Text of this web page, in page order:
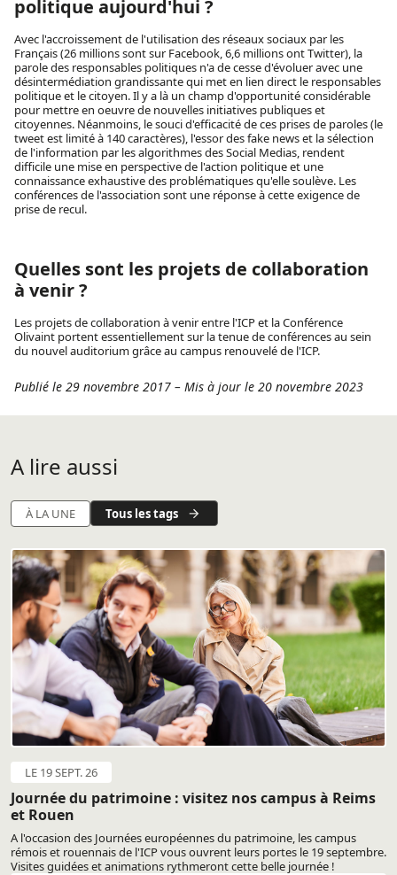
politique aujourd'hui ?
Avec l'accroissement de l'utilisation des réseaux sociaux par les
Français (26 millions sont sur Facebook, 6,6 millions ont Twitter), la
parole des responsables politiques n'a de cesse d'évoluer avec une
désintermédiation grandissante qui met en lien direct le responsables
politique et le citoyen. Il y a là un champ d'opportunité considérable
pour mettre en oeuvre de nouvelles initiatives publiques et
citoyennes. Néanmoins, le souci d'efficacité de ces prises de paroles (le
tweet est limité à 140 caractères), l'essor des fake news et la sélection
de l'information par les algorithmes des Social Medias, rendent
difficile une mise en perspective de l'action politique et une
connaissance exhaustive des problématiques qu'elle soulève. Les
conférences de l'association sont une réponse à cette exigence de
prise de recul.
Quelles sont les projets de collaboration
à venir ?
Les projets de collaboration à venir entre l'ICP et la Conférence
Olivaint portent essentiellement sur la tenue de conférences au sein
du nouvel auditorium grâce au campus renouvelé de l'ICP.
Publié le 29 novembre 2017 – Mis à jour le 20 novembre 2023
A lire aussi
À LA UNE Tous les tags
LE 19 SEPT. 26
Journée du patrimoine : visitez nos campus à Reims
et Rouen
A l'occasion des Journées européennes du patrimoine, les campus
rémois et rouennais de l'ICP vous ouvrent leurs portes le 19 septembre.
Visites guidées et animations rythmeront cette belle journée !